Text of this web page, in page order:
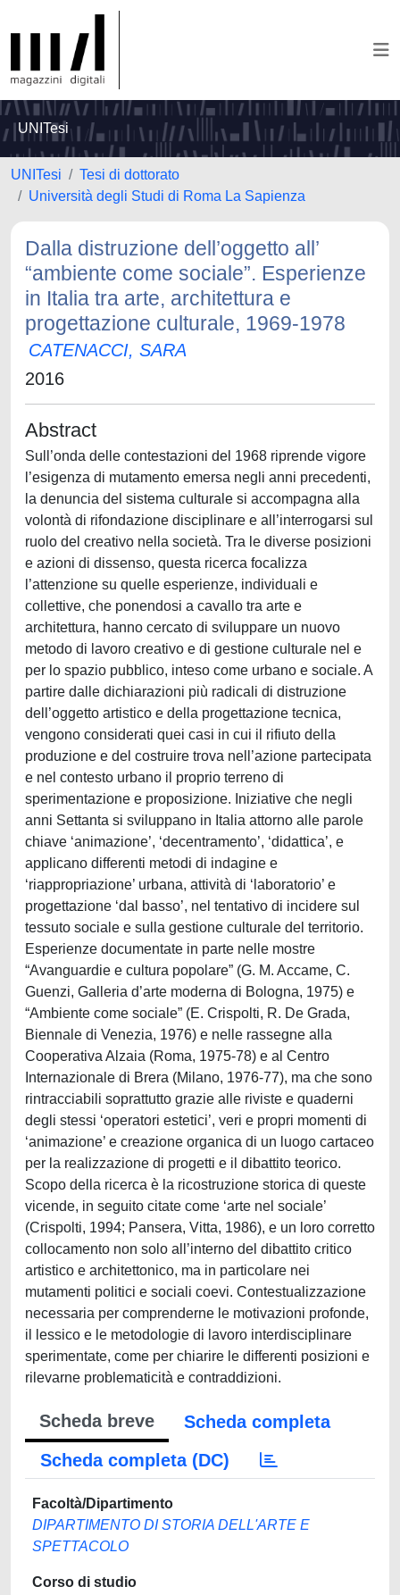
UNITesi
UNITesi
Tesi di dottorato
Università degli Studi di Roma La Sapienza
Dalla distruzione dell’oggetto all’
“ambiente come sociale”. Esperienze
in Italia tra arte, architettura e
progettazione culturale, 1969-1978
CATENACCI, SARA
2016
Abstract
Sull’onda delle contestazioni del 1968 riprende vigore
l’esigenza di mutamento emersa negli anni precedenti,
la denuncia del sistema culturale si accompagna alla
volontà di rifondazione disciplinare e all’interrogarsi sul
ruolo del creativo nella società. Tra le diverse posizioni
e azioni di dissenso, questa ricerca focalizza
l’attenzione su quelle esperienze, individuali e
collettive, che ponendosi a cavallo tra arte e
architettura, hanno cercato di sviluppare un nuovo
metodo di lavoro creativo e di gestione culturale nel e
per lo spazio pubblico, inteso come urbano e sociale. A
partire dalle dichiarazioni più radicali di distruzione
dell’oggetto artistico e della progettazione tecnica,
vengono considerati quei casi in cui il rifiuto della
produzione e del costruire trova nell’azione partecipata
e nel contesto urbano il proprio terreno di
sperimentazione e proposizione. Iniziative che negli
anni Settanta si sviluppano in Italia attorno alle parole
chiave ‘animazione’, ‘decentramento’, ‘didattica’, e
applicano differenti metodi di indagine e
‘riappropriazione’ urbana, attività di ‘laboratorio’ e
progettazione ‘dal basso’, nel tentativo di incidere sul
tessuto sociale e sulla gestione culturale del territorio.
Esperienze documentate in parte nelle mostre
“Avanguardie e cultura popolare” (G. M. Accame, C.
Guenzi, Galleria d’arte moderna di Bologna, 1975) e
“Ambiente come sociale” (E. Crispolti, R. De Grada,
Biennale di Venezia, 1976) e nelle rassegne alla
Cooperativa Alzaia (Roma, 1975-78) e al Centro
Internazionale di Brera (Milano, 1976-77), ma che sono
rintracciabili soprattutto grazie alle riviste e quaderni
degli stessi ‘operatori estetici’, veri e propri momenti di
‘animazione’ e creazione organica di un luogo cartaceo
per la realizzazione di progetti e il dibattito teorico.
Scopo della ricerca è la ricostruzione storica di queste
vicende, in seguito citate come ‘arte nel sociale’
(Crispolti, 1994; Pansera, Vitta, 1986), e un loro corretto
collocamento non solo all’interno del dibattito critico
artistico e architettonico, ma in particolare nei
mutamenti politici e sociali coevi. Contestualizzazione
necessaria per comprenderne le motivazioni profonde,
il lessico e le metodologie di lavoro interdisciplinare
sperimentate, come per chiarire le differenti posizioni e
rilevarne problematicità e contraddizioni.
Scheda breve
Scheda completa
Scheda completa (DC)
Facoltà/Dipartimento
DIPARTIMENTO DI STORIA DELL'ARTE E
SPETTACOLO
Corso di studio